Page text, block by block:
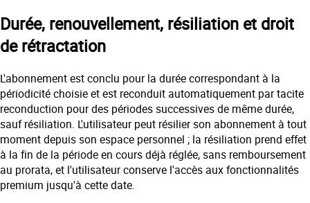
Durée, renouvellement, résiliation et droit
de rétractation
L'abonnement est conclu pour la durée correspondant à la
périodicité choisie et est reconduit automatiquement par tacite
reconduction pour des périodes successives de même durée,
sauf résiliation. L'utilisateur peut résilier son abonnement à tout
moment depuis son espace personnel ; la résiliation prend effet
à la fin de la période en cours déjà réglée, sans remboursement
au prorata, et l'utilisateur conserve l'accès aux fonctionnalités
premium jusqu'à cette date.